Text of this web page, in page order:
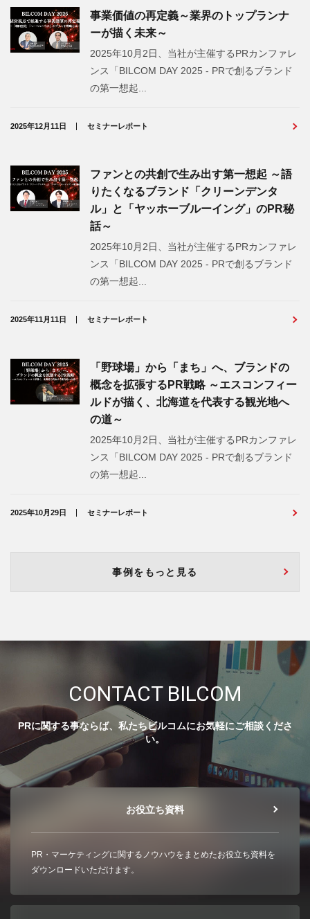
事業価値の再定義～業界のトップランナ
ーが描く未来～
2025年10月2日、当社が主催するPRカンファレ
ンス「BILCOM DAY 2025 - PRで創るブランド
の第一想起...
2025年12月11日 セミナーレポート
ファンとの共創で生み出す第一想起 ～語
りたくなるブランド「クリーンデンタ
ル」と「ヤッホーブルーイング」のPR秘
話～
2025年10月2日、当社が主催するPRカンファレ
ンス「BILCOM DAY 2025 - PRで創るブランド
の第一想起...
2025年11月11日 セミナーレポート
「野球場」から「まち」へ、ブランドの
概念を拡張するPR戦略 ～エスコンフィー
ルドが描く、北海道を代表する観光地へ
の道～
2025年10月2日、当社が主催するPRカンファレ
ンス「BILCOM DAY 2025 - PRで創るブランド
の第一想起...
2025年10月29日 セミナーレポート
事例をもっと見る
CONTACT BILCOM
PRに関する事ならば、私たちビルコムにお気軽にご相談くださ
い。
お役立ち資料
PR・マーケティングに関するノウハウをまとめたお役立ち資料を
ダウンロードいただけます。